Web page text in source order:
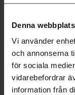
Denna
Vi använder
och annonserna
för sociala
vidarebefordrar
information från
håren utan
som
inom 5 år.
flexibla
glider
“ryck” som
hårbottnar.